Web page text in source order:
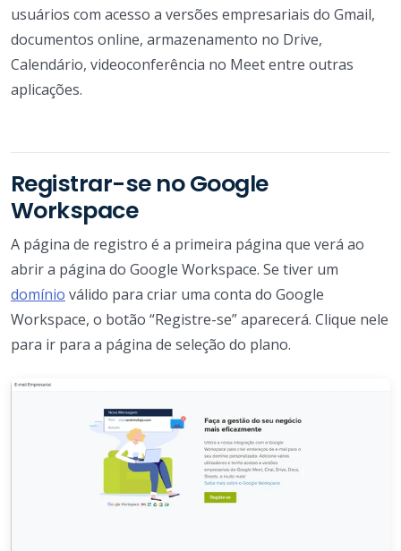
usuários com acesso a versões empresariais do Gmail,
documentos online, armazenamento no Drive,
Calendário, videoconferência no Meet entre outras
aplicações.
Registrar-se no Google
Workspace
A página de registro é a primeira página que verá ao
abrir a página do Google Workspace. Se tiver um
domínio válido para criar uma conta do Google
Workspace, o botão “Registre-se” aparecerá. Clique nele
para ir para a página de seleção do plano.